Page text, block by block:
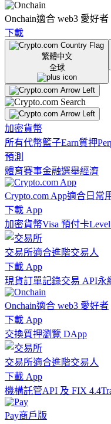
Onchain適合 web3 愛好者
下載
繁體中文
全球
加密貨幣
所有代幣籃子Earn質押
預測
體育賽事金融選舉經濟
Crypto.com App適合日常
下載 App
加密貨幣Visa 預付卡
交易所適合進階交易人
下載 App
現貨訂單記錄交易 API永
Onchain適合 web3 愛好者
下載 App
交換質押瀏覽 DApp
交易所適合進階交易人
下載 App
機構託管API 及 FIX 4.4
Pay商戶版